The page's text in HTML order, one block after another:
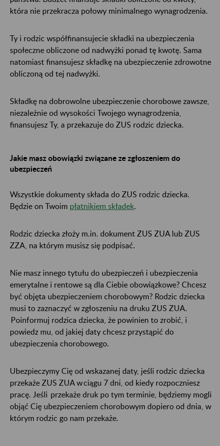
która nie przekracza połowy minimalnego wynagrodzenia.
Ty i rodzic współfinansujecie składki na ubezpieczenia
społeczne obliczone od nadwyżki ponad tę kwotę. Sama
natomiast finansujesz składkę na ubezpieczenie zdrowotne
obliczoną od tej nadwyżki.
Składkę na dobrowolne ubezpieczenie chorobowe zawsze,
niezależnie od wysokości Twojego wynagrodzenia,
finansujesz Ty, a przekazuje do ZUS rodzic dziecka.
Jakie masz obowiązki związane ze zgłoszeniem do
ubezpieczeń
Wszystkie dokumenty składa do ZUS rodzic dziecka.
Będzie on Twoim płatnikiem składek.
Rodzic dziecka złoży m.in. dokument ZUS ZUA lub ZUS
ZZA, na którym musisz się podpisać.
Nie masz innego tytułu do ubezpieczeń i ubezpieczenia
emerytalne i rentowe są dla Ciebie obowiązkowe? Chcesz
być objęta ubezpieczeniem chorobowym? Rodzic dziecka
musi to zaznaczyć w zgłoszeniu na druku ZUS ZUA.
Poinformuj rodzica dziecka, że powinien to zrobić, i
powiedz mu, od jakiej daty chcesz przystąpić do
ubezpieczenia chorobowego.
Ubezpieczymy Cię od wskazanej daty, jeśli rodzic dziecka
przekaże ZUS ZUA w ciągu 7 dni, od kiedy rozpoczniesz
pracę. Jeśli przekaże druk po tym terminie, będziemy mogli
objąć Cię ubezpieczeniem chorobowym dopiero od dnia, w
którym rodzic go nam przekaże.